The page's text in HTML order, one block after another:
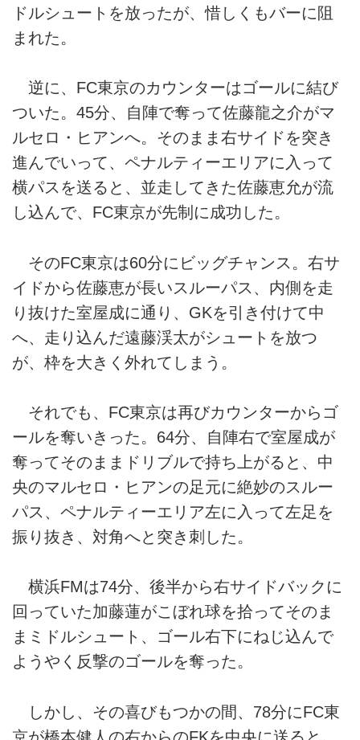
ドルシュートを放ったが、惜しくもバーに阻
まれた。
逆に、FC東京のカウンターはゴールに結び
ついた。45分、自陣で奪って佐藤龍之介がマ
ルセロ・ヒアンへ。そのまま右サイドを突き
進んでいって、ペナルティーエリアに入って
横パスを送ると、並走してきた佐藤恵允が流
し込んで、FC東京が先制に成功した。
そのFC東京は60分にビッグチャンス。右サ
イドから佐藤恵が長いスルーパス、内側を走
り抜けた室屋成に通り、GKを引き付けて中
へ、走り込んだ遠藤渓太がシュートを放つ
が、枠を大きく外れてしまう。
それでも、FC東京は再びカウンターからゴ
ールを奪いきった。64分、自陣右で室屋成が
奪ってそのままドリブルで持ち上がると、中
央のマルセロ・ヒアンの足元に絶妙のスルー
パス、ペナルティーエリア左に入って左足を
振り抜き、対角へと突き刺した。
横浜FMは74分、後半から右サイドバックに
回っていた加藤蓮がこぼれ球を拾ってそのま
まミドルシュート、ゴール右下にねじ込んで
ようやく反撃のゴールを奪った。
しかし、その喜びもつかの間、78分にFC東